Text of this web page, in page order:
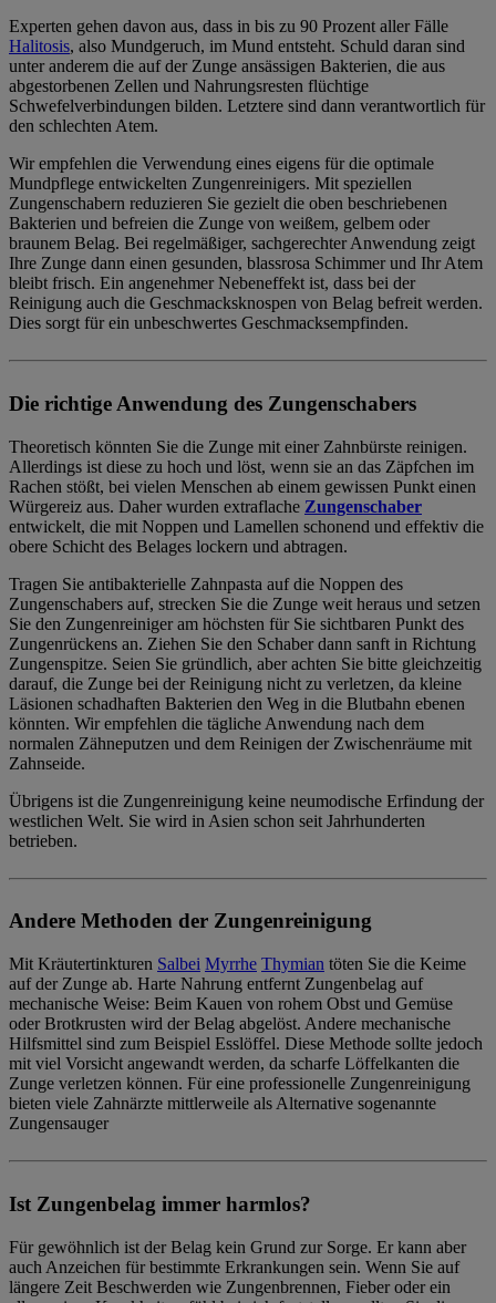
Experten gehen davon aus, dass in bis zu 90 Prozent aller Fälle
Halitosis, also Mundgeruch, im Mund entsteht. Schuld daran sind
unter anderem die auf der Zunge ansässigen Bakterien, die aus
abgestorbenen Zellen und Nahrungsresten flüchtige
Schwefelverbindungen bilden. Letztere sind dann verantwortlich für
den schlechten Atem.
Wir empfehlen die Verwendung eines eigens für die optimale
Mundpflege entwickelten Zungenreinigers. Mit speziellen
Zungenschabern reduzieren Sie gezielt die oben beschriebenen
Bakterien und befreien die Zunge von weißem, gelbem oder
braunem Belag. Bei regelmäßiger, sachgerechter Anwendung zeigt
Ihre Zunge dann einen gesunden, blassrosa Schimmer und Ihr Atem
bleibt frisch. Ein angenehmer Nebeneffekt ist, dass bei der
Reinigung auch die Geschmacksknospen von Belag befreit werden.
Dies sorgt für ein unbeschwertes Geschmacksempfinden.
Die richtige Anwendung des Zungenschabers
Theoretisch könnten Sie die Zunge mit einer Zahnbürste reinigen.
Allerdings ist diese zu hoch und löst, wenn sie an das Zäpfchen im
Rachen stößt, bei vielen Menschen ab einem gewissen Punkt einen
Würgereiz aus. Daher wurden extraflache Zungenschaber
entwickelt, die mit Noppen und Lamellen schonend und effektiv die
obere Schicht des Belages lockern und abtragen.
Tragen Sie antibakterielle Zahnpasta auf die Noppen des
Zungenschabers auf, strecken Sie die Zunge weit heraus und setzen
Sie den Zungenreiniger am höchsten für Sie sichtbaren Punkt des
Zungenrückens an. Ziehen Sie den Schaber dann sanft in Richtung
Zungenspitze. Seien Sie gründlich, aber achten Sie bitte gleichzeitig
darauf, die Zunge bei der Reinigung nicht zu verletzen, da kleine
Läsionen schadhaften Bakterien den Weg in die Blutbahn ebenen
könnten. Wir empfehlen die tägliche Anwendung nach dem
normalen Zähneputzen und dem Reinigen der Zwischenräume mit
Zahnseide.
Übrigens ist die Zungenreinigung keine neumodische Erfindung der
westlichen Welt. Sie wird in Asien schon seit Jahrhunderten
betrieben.
Andere Methoden der Zungenreinigung
Mit Kräutertinkturen Salbei Myrrhe Thymian töten Sie die Keime
auf der Zunge ab. Harte Nahrung entfernt Zungenbelag auf
mechanische Weise: Beim Kauen von rohem Obst und Gemüse
oder Brotkrusten wird der Belag abgelöst. Andere mechanische
Hilfsmittel sind zum Beispiel Esslöffel. Diese Methode sollte jedoch
mit viel Vorsicht angewandt werden, da scharfe Löffelkanten die
Zunge verletzen können. Für eine professionelle Zungenreinigung
bieten viele Zahnärzte mittlerweile als Alternative sogenannte
Zungensauger
Ist Zungenbelag immer harmlos?
Für gewöhnlich ist der Belag kein Grund zur Sorge. Er kann aber
auch Anzeichen für bestimmte Erkrankungen sein. Wenn Sie auf
längere Zeit Beschwerden wie Zungenbrennen, Fieber oder ein